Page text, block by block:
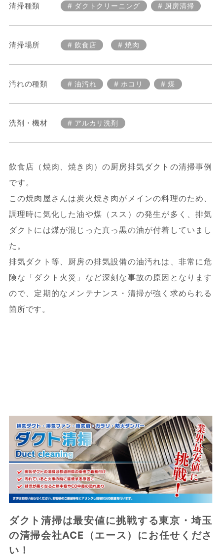
清掃種類 ダクトクリーニング 厨房清掃
清掃場所 飲食店 焼肉
汚れの種類 油汚れ ホコリ 煤
洗剤・機材 アルカリ洗剤
飲食店（焼肉、焼き肉）の厨房排気ダクトの清掃事例
です。
この焼肉屋さんは炭火焼き肉がメインの料理のため、
調理時に気化した油や煤（スス）の発生が多く、排気
ダクトには煤が混じった真っ黒の油が付着していまし
た。
排気ダクト等、厨房の排気設備の油汚れは、非常に危
険な「ダクト火災」など深刻な事故の原因となります
ので、定期的なメンテナンス・清掃が強く求められる
箇所です。
ダクト清掃は最安値に挑戦する東京・埼玉
の清掃会社ACE（エース）にお任せくださ
い！